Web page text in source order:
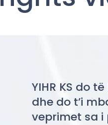
YIHR KS do
dhe do t’i
veprimet sa